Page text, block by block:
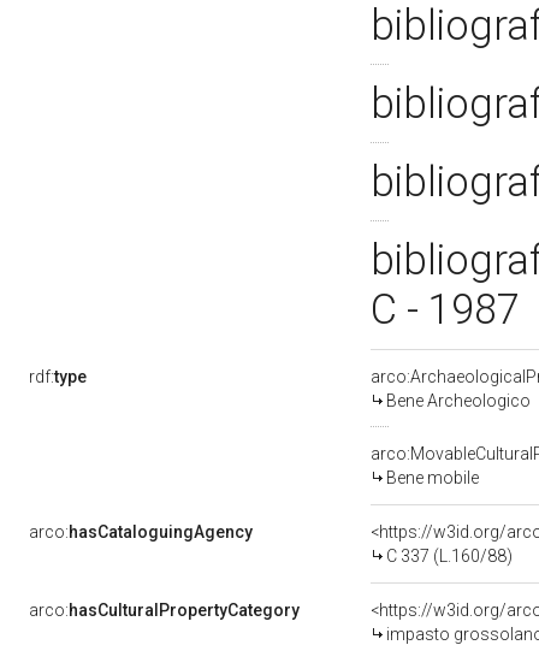
C - 1987
rdf:type
Bene Archeologico
Bene mobile
arco:hasCataloguingAgency
<https://w3id.org/
C 337 (L.160/88)
arco:hasCulturalPropertyCategory
<https://w3id.org/
impasto